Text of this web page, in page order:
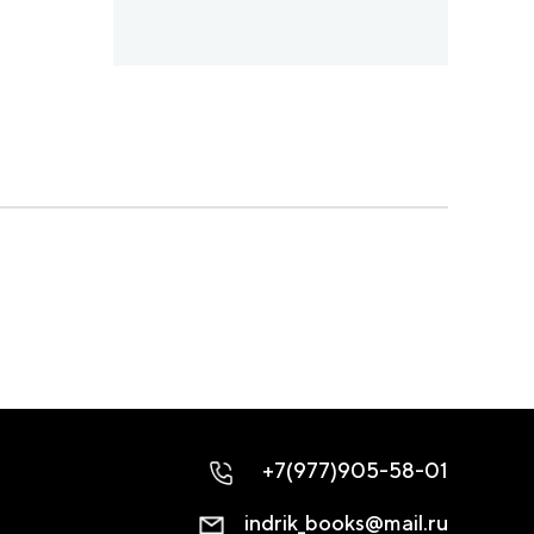
+7(977)905-58-01
indrik_books@mail.ru